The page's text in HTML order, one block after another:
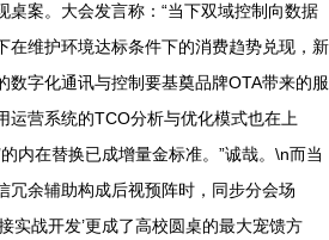
桌案。大会发言称：“当下双域控制向数据
在维护环境达标条件下的消费趋势兑现，新
数字化通讯与控制要基奠品牌OTA带来的服
运营系统的TCO分析与优化模式也在上
内在替换已成增量金标准。”诚哉。\n而当
冗余辅助构成后视预阵时，同步分会场
实战开发’更成了高校圆桌的最大宠馈方